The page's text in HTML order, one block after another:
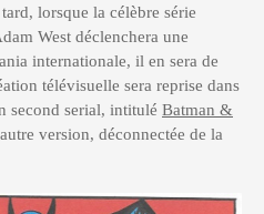
lorsque la célèbre série
West déclenchera une
internationale, il en sera de
télévisuelle sera reprise dans
second serial, intitulé Batman &
version, déconnectée de la